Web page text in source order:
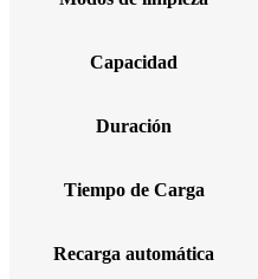
Capacidad
Duración
Tiempo de Carga
Recarga automática